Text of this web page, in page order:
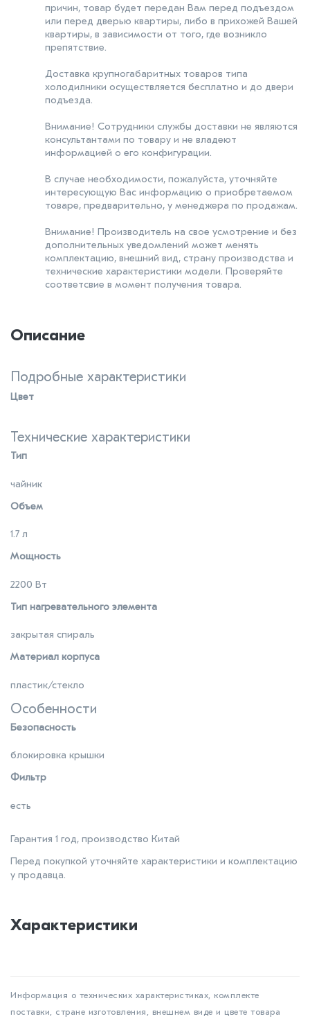
причин, товар будет передан Вам перед подъездом
или перед дверью квартиры, либо в прихожей Вашей
квартиры, в зависимости от того, где возникло
препятствие.
Доставка крупногабаритных товаров типа
холодилники осуществляется бесплатно и до двери
подъезда.
Внимание! Сотрудники службы доставки не являются
консультантами по товару и не владеют
информацией о его конфигурации.
В случае необходимости, пожалуйста, уточняйте
интересующую Вас информацию о приобретаемом
товаре, предварительно, у менеджера по продажам.
Внимание! Производитель на свое усмотрение и без
дополнительных уведомлений может менять
комплектацию, внешний вид, страну производства и
технические характеристики модели. Проверяйте
соответсвие в момент получения товара.
Описание
Подробные характеристики
Цвет
Технические характеристики
Тип
чайник
Объем
1.7 л
Мощность
2200 Вт
Тип нагревательного элемента
закрытая спираль
Материал корпуса
пластик/стекло
Особенности
Безопасность
блокировка крышки
Фильтр
есть
Гарантия 1 год, производство Китай
Перед покупкой уточняйте характеристики и комплектацию
у продавца.
Характеристики
Информация о технических характеристиках, комплекте
поставки, стране изготовления, внешнем виде и цвете товара